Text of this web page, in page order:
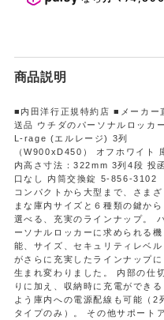
商品説明
■内田洋行正規特約店 ■メーカー
送品 ウチダのパーソナルロッカー
L-rage (エルレージ) 3列
（W900xD450） オフホワイト
内高さ寸法：322mm 3列4段 投函
口なし 内筒交換錠 5-856-3102
コンパクトから大型まで、さまざ
まな庫内サイズと６種類の鍵から
選べる、充実のラインナップ。
ーソナルロッカーに求められる機
能、サイズ、セキュリティレベル
がさらに充実したラインナップに
生まれ変わりました。 内部の仕切
りに加え、収納時に充電ができる
よう庫内への電源配線も可能（2
タイプのみ）。 その他サポートア